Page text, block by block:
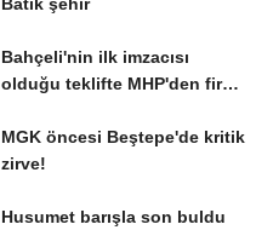
Batık şehir
Bahçeli'nin ilk imzacısı
olduğu teklifte MHP'den fire
MGK öncesi Beştepe'de kritik
zirve!
Husumet barışla son buldu